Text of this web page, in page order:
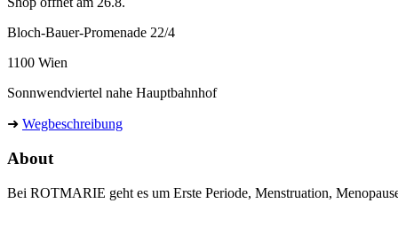
Bloch-Bauer-Promenade 22/4
1100 Wien
Sonnwendviertel nahe Hauptbahnhof
➜ Wegbeschreibung
About
Bei ROTMARIE geht es um Erste Periode, Menstruation,